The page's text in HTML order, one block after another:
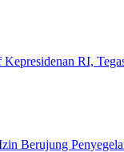
RI,
Berujung